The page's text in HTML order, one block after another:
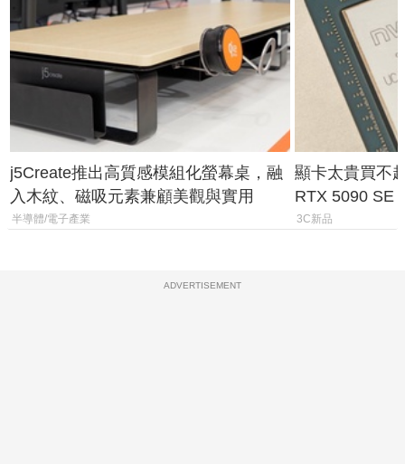
j5Create推出高質感模組化螢幕桌，融
入木紋、磁吸元素兼顧美觀與實用
半導體/電子產業
顯卡太貴買不
RTX 5090 SE
體
3C新品
ADVERTISEMENT